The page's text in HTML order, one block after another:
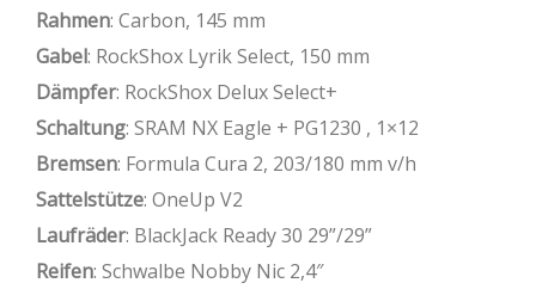
Rahmen: Carbon, 145 mm
Gabel: RockShox Lyrik Select, 150 mm
Dämpfer: RockShox Delux Select+
Schaltung: SRAM NX Eagle + PG1230 , 1×12
Bremsen: Formula Cura 2, 203/180 mm v/h
Sattelstütze: OneUp V2
Laufräder: BlackJack Ready 30 29”/29”
Reifen: Schwalbe Nobby Nic 2,4″